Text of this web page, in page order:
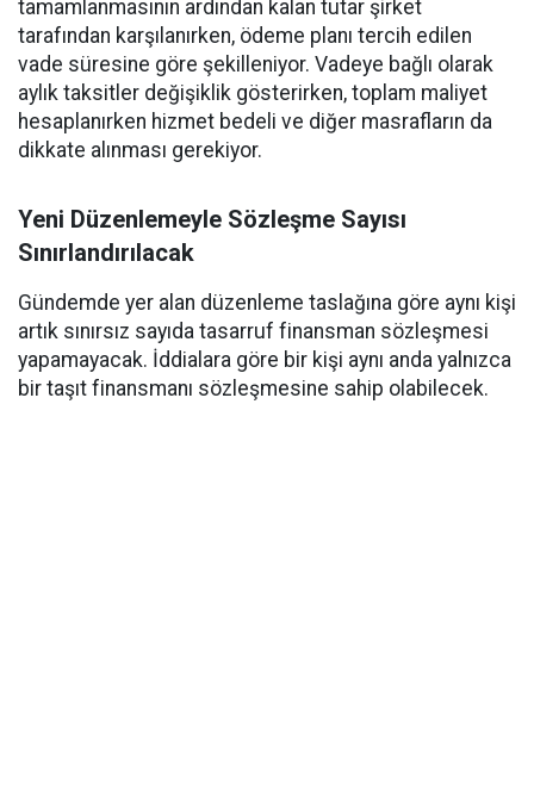
tamamlanmasının ardından kalan tutar şirket
tarafından karşılanırken, ödeme planı tercih edilen
vade süresine göre şekilleniyor. Vadeye bağlı olarak
aylık taksitler değişiklik gösterirken, toplam maliyet
hesaplanırken hizmet bedeli ve diğer masrafların da
dikkate alınması gerekiyor.
Yeni Düzenlemeyle Sözleşme Sayısı
Sınırlandırılacak
Gündemde yer alan düzenleme taslağına göre aynı kişi
artık sınırsız sayıda tasarruf finansman sözleşmesi
yapamayacak. İddialara göre bir kişi aynı anda yalnızca
bir taşıt finansmanı sözleşmesine sahip olabilecek.